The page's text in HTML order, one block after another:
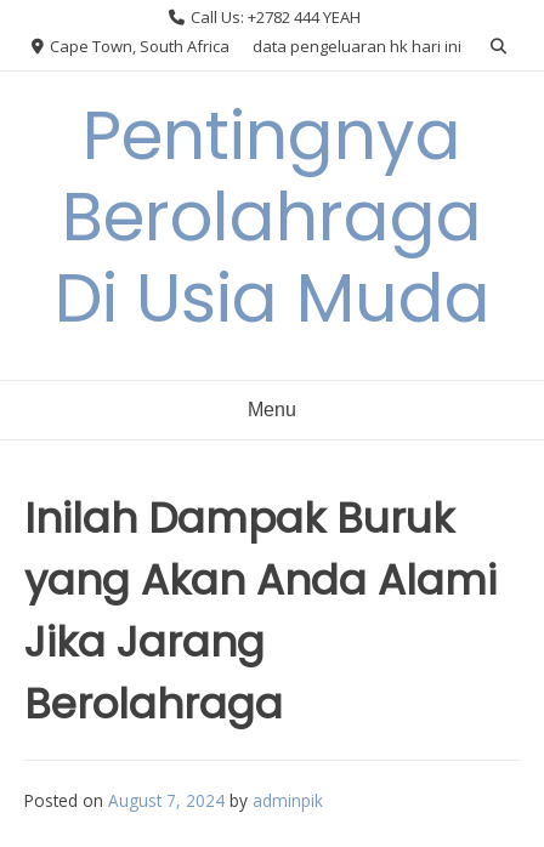
Call Us: +2782 444 YEAH
Cape Town, South Africa
data pengeluaran hk hari ini
Pentingnya
Berolahraga
Di Usia Muda
Menu
Inilah Dampak Buruk
yang Akan Anda Alami
Jika Jarang
Berolahraga
Posted on August 7, 2024 by adminpik